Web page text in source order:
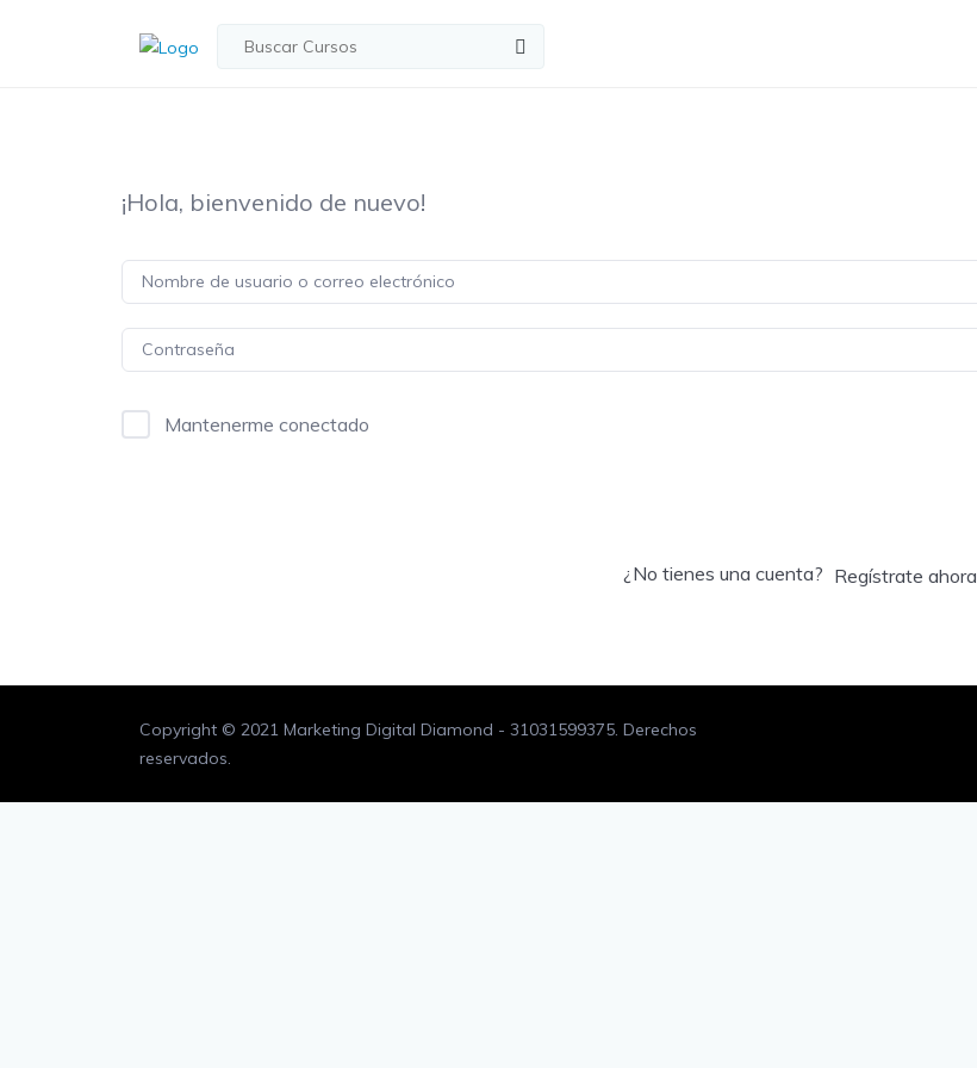
¡Hola, bienvenido de nuevo!
Mantenerme conectado
¿No tienes una cuenta? Regístrate ahora
Copyright © 2021 Marketing Digital Diamond - 31031599375. Derechos
reservados.